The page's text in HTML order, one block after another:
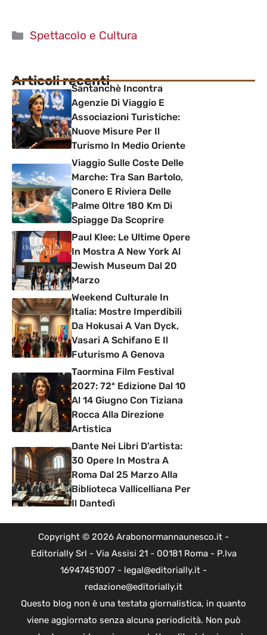
Categorie
Spettacolo e Cultura
Articoli recentiSantanchè Incontra
Agenzie Di Viaggio E
Associazioni Turistiche:
Nuove Misure Per Il
Turismo In Medio Oriente
Viaggio Sulle Coste Delle
Marche: Tra San Bartolo,
Conero E Riviera Delle
Palme Oltre 180 Km Di
Spiagge Da Scoprire
Paul Klee: Le Ultime Opere
In Mostra A New York Al
Jewish Museum Dal 20
Marzo
Weekend Culturale In
Italia: Mostre Imperdibili
Da Hokusai A Van Dyck,
Vasari A Schifano E Il
Futurismo A Genova
Taormina Film Festival
2027: 72ª Edizione Dal 10
Al 14 Giugno Con Tiziana
Rocca Alla Direzione
Artistica
Dante Nei Libri D’artista:
30 Opere In Mostra A
Roma Dal 25 Marzo Alla
Biblioteca Vallicelliana Per
Il Dantedì
Copyright © 2026 Arabonormannaunesco.it -
Editorially Srl - Via Assisi 21 - 00181 Roma - P.Iva
16947451007 - legal@editorially.it -
redazione@editorially.it
Questo blog non è una testata giornalistica, in quanto
viene aggiornato senza alcuna periodicità. Non può